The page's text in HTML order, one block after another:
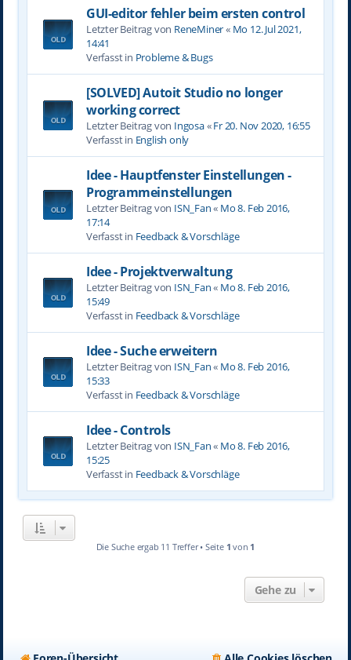
GUI-editor fehler beim ersten control
Letzter Beitrag von ReneMiner« Mo 12. Jul 2021,
14:41
Verfasst in Probleme & Bugs
[SOLVED] Autoit Studio no longer
working correct
Letzter Beitrag von Ingosa«Fr 20. Nov 2020, 16:55
Verfasst in English only
Idee - Hauptfenster Einstellungen -
Programmeinstellungen
Letzter Beitrag von ISN_Fan« Mo 8. Feb 2016,
17:14
Verfasst in Feedback & Vorschläge
Idee - Projektverwaltung
Letzter Beitrag von ISN_Fan« Mo 8. Feb 2016,
15:49
Verfasst in Feedback & Vorschläge
Idee - Suche erweitern
Letzter Beitrag von ISN_Fan« Mo 8. Feb 2016,
15:33
Verfasst in Feedback & Vorschläge
Idee - Controls
Letzter Beitrag von ISN_Fan« Mo 8. Feb 2016,
15:25
Verfasst in Feedback & Vorschläge
Die Suche ergab 11 Treffer • Seite 1 von 1
Gehe zu